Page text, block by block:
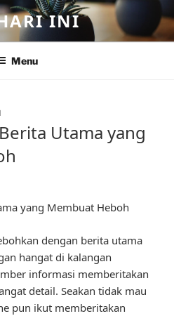
INI
Menu
Utama yang
yang Membuat Heboh
dengan berita utama
hangat di kalangan
informasi memberitakan
detail. Seakan tidak mau
pun ikut memberitakan